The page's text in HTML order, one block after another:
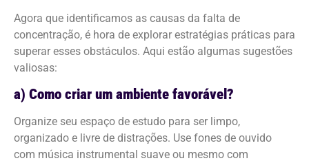
Agora que identificamos as causas da falta de
concentração, é hora de explorar estratégias práticas para
superar esses obstáculos. Aqui estão algumas sugestões
valiosas:
a) Como criar um ambiente favorável?
Organize seu espaço de estudo para ser limpo,
organizado e livre de distrações. Use fones de ouvido
com música instrumental suave ou mesmo com